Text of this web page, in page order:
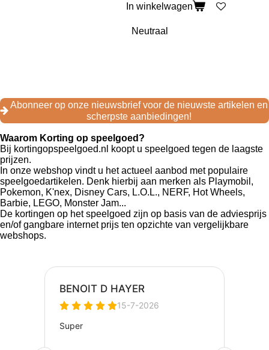
In winkelwagen
e
b
k
t
a
a
m
T
o
Abonneer op onze nieuwsbrief voor de nieuwste artikelen en
scherpste aanbiedingen!
Waarom Korting op speelgoed?
Bij kortingopspeelgoed.nl koopt u speelgoed tegen de laagste
prijzen.
In onze webshop vindt u het actueel aanbod met populaire
speelgoedartikelen. Denk hierbij aan merken als Playmobil,
Pokemon, K'nex, Disney Cars, L.O.L., NERF, Hot Wheels,
Barbie, LEGO, Monster Jam...
De kortingen op het speelgoed zijn op basis van de adviesprijs
en/of gangbare internet prijs ten opzichte van vergelijkbare
webshops.